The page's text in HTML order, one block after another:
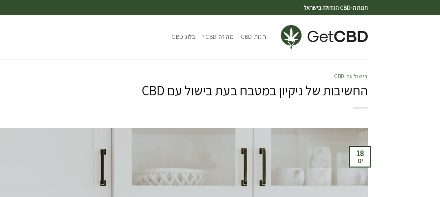
חנות ה-CBD הגדולה בישראל
חנות CBD מה זה CBD? בלוג CBD
בישול עם CBD
החשיבות של ניקיון במטבח בעת בישול עם CBD
18
ינו